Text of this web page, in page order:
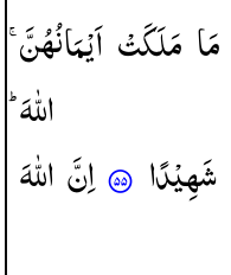
مَا مَلَكَتْ اَیْمَانُهُنَّ ۚ
اللّٰهَ ؕ
شَهِیْدًا اِنَّ اللّٰهَ